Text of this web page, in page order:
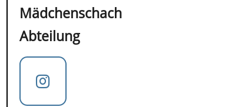
Mädchenschach
Abteilung